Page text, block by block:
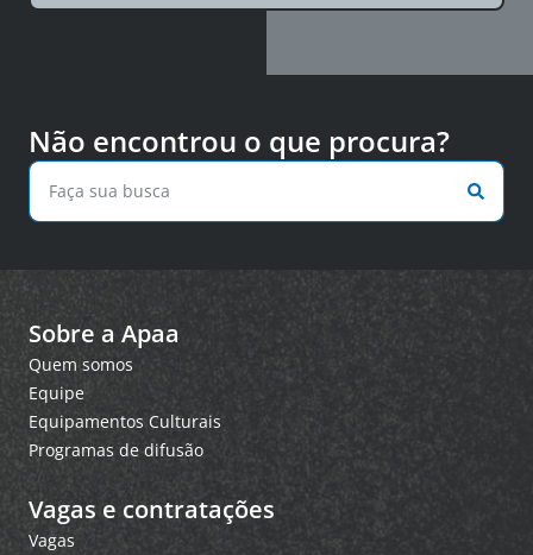
Não encontrou o que procura?
Sobre a Apaa
Quem somos
Equipe
Equipamentos Culturais
Programas de difusão
Vagas e contratações
Vagas